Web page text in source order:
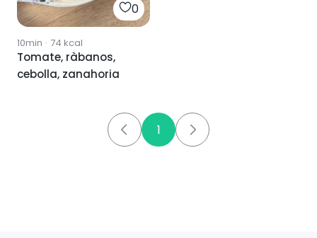
0
10min · 74 kcal
Tomate, ràbanos,
cebolla, zanahoria
1